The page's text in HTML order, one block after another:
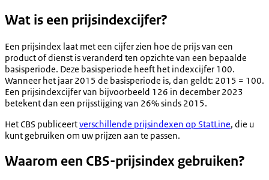
Wat is een prijsindexcijfer?
Een prijsindex laat met een cijfer zien hoe de prijs van een
product of dienst is veranderd ten opzichte van een bepaalde
basisperiode. Deze basisperiode heeft het indexcijfer 100.
Wanneer het jaar 2015 de basisperiode is, dan geldt: 2015 = 100.
Een prijsindexcijfer van bijvoorbeeld 126 in december 2023
betekent dan een prijsstijging van 26% sinds 2015.
Het CBS publiceertverschillende prijsindexen op StatLine, die u
kunt gebruiken om uw prijzen aan te passen.
Waarom een CBS-prijsindex gebruiken?